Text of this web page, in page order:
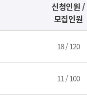
신청인원 /
모집인원
18 / 120
11 / 100